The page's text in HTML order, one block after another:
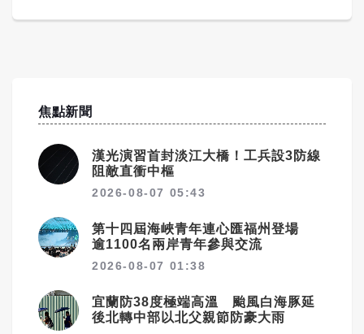
焦點新聞
漢光演習首封淡江大橋！工兵設3防線
阻敵直衝中樞
2026-08-07 05:43
第十四屆海峽青年連心匯福州登場
逾1100名兩岸青年參與交流
2026-08-07 01:38
宜蘭防38度極端高溫 颱風白海豚延
後北轉中部以北父親節防豪大雨